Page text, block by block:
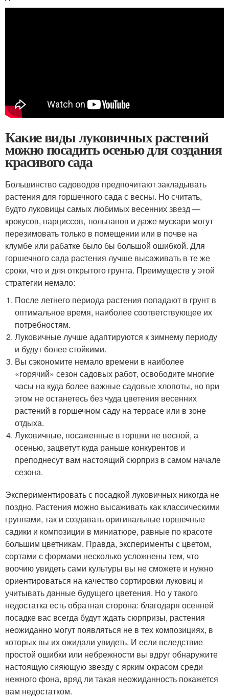
Какие виды луковичных растений
можно посадить осенью для создания
красивого сада
Большинство садоводов предпочитают закладывать
растения для горшечного сада с весны. Но считать,
будто луковицы самых любимых весенних звезд —
крокусов, нарциссов, тюльпанов и даже мускари могут
перезимовать только в помещении или в почве на
клумбе или рабатке было бы большой ошибкой. Для
горшечного сада растения лучше высаживать в те же
сроки, что и для открытого грунта. Преимуществ у этой
стратегии немало:
После летнего периода растения попадают в грунт в
оптимальное время, наиболее соответствующее их
потребностям.
Луковичные лучше адаптируются к зимнему периоду
и будут более стойкими.
Вы сэкономите немало времени в наиболее
«горячий» сезон садовых работ, освободите многие
часы на куда более важные садовые хлопоты, но при
этом не останетесь без чуда цветения весенних
растений в горшечном саду на террасе или в зоне
отдыха.
Луковичные, посаженные в горшки не весной, а
осенью, зацветут куда раньше конкурентов и
преподнесут вам настоящий сюрприз в самом начале
сезона.
Экспериментировать с посадкой луковичных никогда не
поздно. Растения можно высаживать как классическими
группами, так и создавать оригинальные горшечные
садики и композиции в миниатюре, равные по красоте
большим цветникам. Правда, эксперименты с цветом,
сортами с формами несколько усложнены тем, что
воочию увидеть сами культуры вы не сможете и нужно
ориентироваться на качество сортировки луковиц и
учитывать данные будущего цветения. Но у такого
недостатка есть обратная сторона: благодаря осенней
посадке вас всегда будут ждать сюрпризы, растения
неожиданно могут появляться не в тех композициях, в
которых вы их ожидали увидеть. И если вследствие
простой ошибки или небрежности вы вдруг обнаружите
настоящую сияющую звезду с ярким окрасом среди
нежного фона, вряд ли такая неожиданность покажется
вам недостатком.